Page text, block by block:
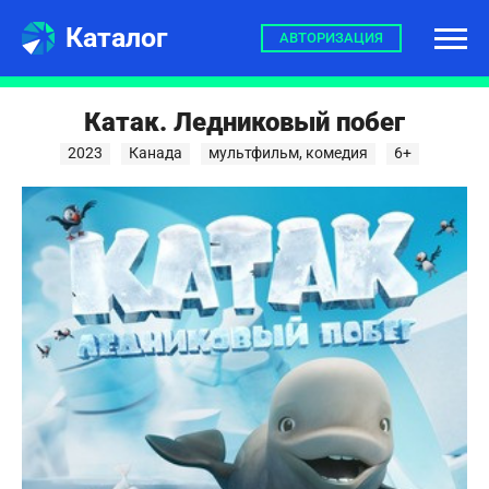
Каталог АВТОРИЗАЦИЯ
Катак. Ледниковый побег
2023 Канада мультфильм, комедия 6+